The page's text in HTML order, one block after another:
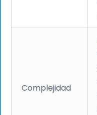
Complejidad